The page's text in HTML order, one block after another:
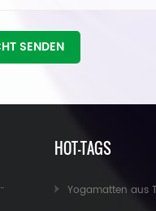
SENDEN
Veloursleder-Yoga-Matte benutzerdefiniertes Coloful-Design
HOT-TAGS
Yogamatten aus